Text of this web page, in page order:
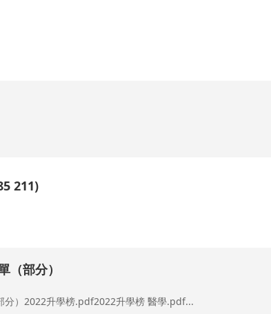
211)
（部分）
分）2022升學榜.pdf2022升學榜 醫學.pdf...